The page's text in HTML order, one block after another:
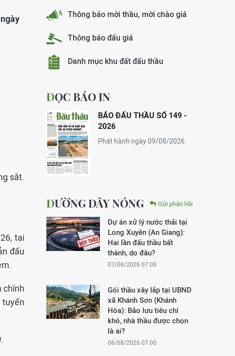
sắt.
tại
đấu
chính
tuyến
Thông báo mời thầu, mời chào giá
Thông báo đấu giá
Danh mục khu đất đấu thầu
ĐỌC BÁO IN
BÁO ĐẤU THẦU SỐ 149 -
2026
Phát hành ngày 09/08/2026
ĐƯỜNG DÂY NÓNG Gửi phản hồi
Dự án xử lý nước thải tại
Long Xuyên (An Giang):
Hai lần đấu thầu bất
thành, do đâu?
07/08/2026 07:00
Gói thầu xây lắp tại UBND
xã Khánh Sơn (Khánh
Hòa): Bảo lưu tiêu chí
khó, nhà thầu được chọn
là ai?
06/08/2026 07:00